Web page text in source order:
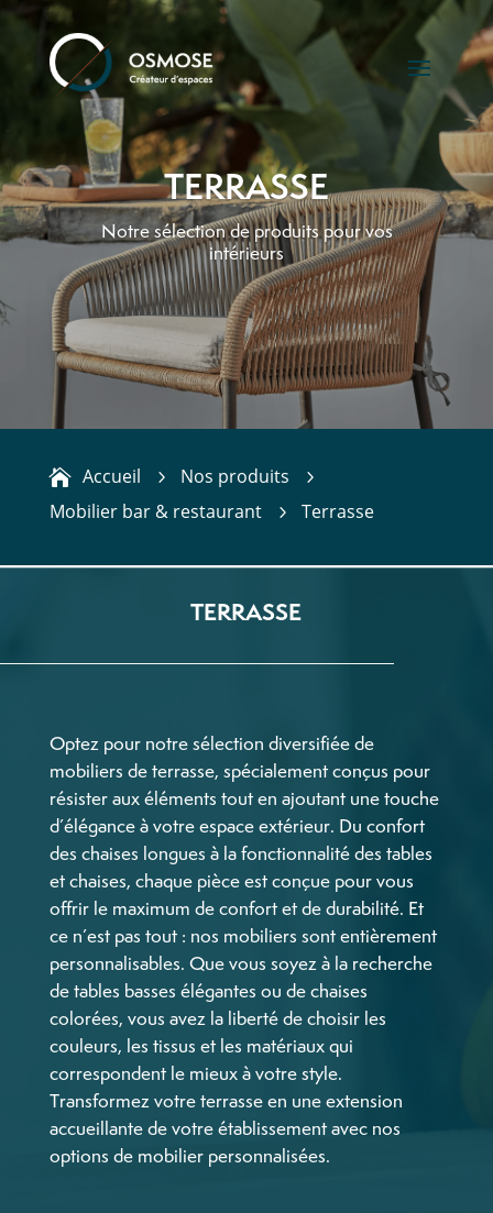
TERRASSE
Notre sélection de produits pour vos
intérieurs
Accueil 5 Nos produits 5
Mobilier bar & restaurant 5 Terrasse
TERRASSE
Optez pour notre sélection diversifiée de
mobiliers de terrasse, spécialement conçus pour
résister aux éléments tout en ajoutant une touche
d’élégance à votre espace extérieur. Du confort
des chaises longues à la fonctionnalité des tables
et chaises, chaque pièce est conçue pour vous
offrir le maximum de confort et de durabilité. Et
ce n’est pas tout : nos mobiliers sont entièrement
personnalisables. Que vous soyez à la recherche
de tables basses élégantes ou de chaises
colorées, vous avez la liberté de choisir les
couleurs, les tissus et les matériaux qui
correspondent le mieux à votre style.
Transformez votre terrasse en une extension
accueillante de votre établissement avec nos
options de mobilier personnalisées.